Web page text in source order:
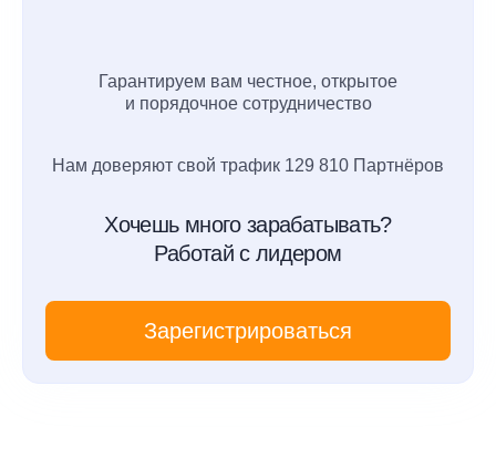
Гарантируем вам честное, открытое
и порядочное сотрудничество
Нам доверяют свой трафик 129 810 Партнёров
Хочешь много зарабатывать?
Работай с лидером
Зарегистрироваться